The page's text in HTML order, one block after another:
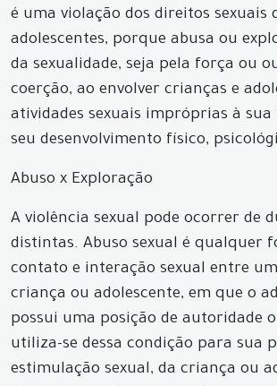
é uma violação dos direitos sexuais
adolescentes, porque abusa ou
da sexualidade, seja pela força ou
coerção, ao envolver crianças e
atividades sexuais impróprias à sua
seu desenvolvimento físico,
Abuso x Exploração
A violência sexual pode ocorrer de
distintas. Abuso sexual é qualquer
contato e interação sexual entre
criança ou adolescente, em que o
possui uma posição de autoridade
utiliza-se dessa condição para sua
estimulação sexual, da criança ou